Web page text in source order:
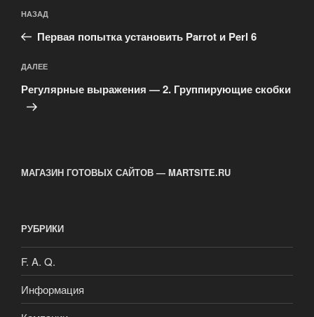
по
записям
Предыдущая
запись:
НАЗАД
Первая попытка установить Parrot и Perl 6
Следующая
запись
ДАЛЕЕ
Регулярные выражения — 2. Группирующие скобки
МАГАЗИН ГОТОВЫХ САЙТОВ — MARTSITE.RU
РУБРИКИ
F. A. Q.
Информация